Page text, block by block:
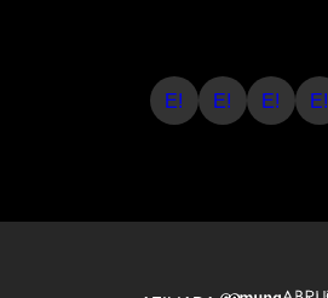
E! E! E! E!